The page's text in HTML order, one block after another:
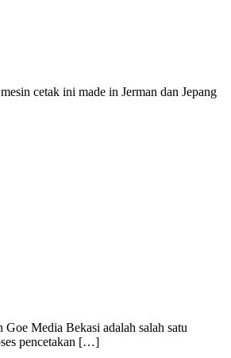
cetak ini made in Jerman dan Jepang
Media Bekasi adalah salah satu
pencetakan […]